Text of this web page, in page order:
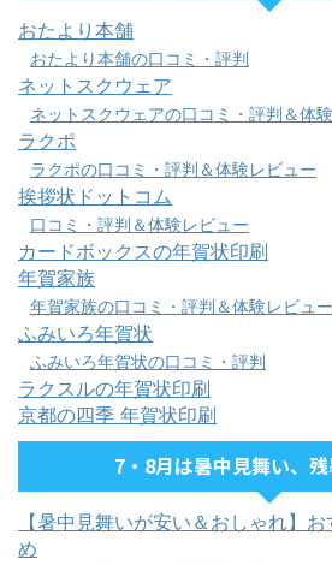
おたより本舗
おたより本舗の口コミ・評判
ネットスクウェア
ネットスクウェアの口コミ・評判＆体
ラクポ
ラクポの口コミ・評判＆体験レビュー
挨拶状ドットコム
口コミ・評判＆体験レビュー
カードボックスの年賀状印刷
年賀家族
年賀家族の口コミ・評判＆体験レビュー
ふみいろ年賀状
ふみいろ年賀状の口コミ・評判
ラクスルの年賀状印刷
京都の四季 年賀状印刷
7・8月は暑中見舞い、残
【暑中見舞いが安い＆おしゃれ】
め